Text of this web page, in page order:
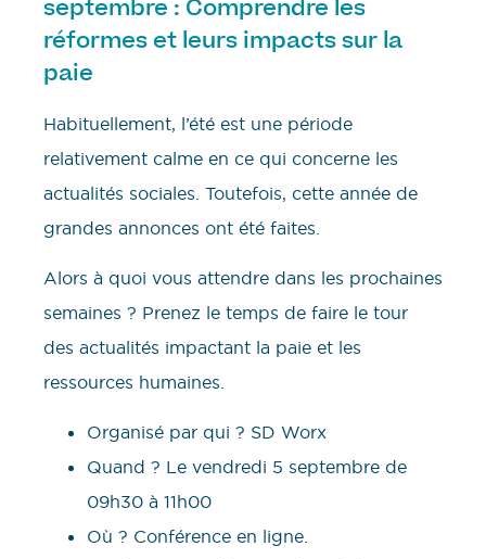
septembre : Comprendre les
réformes et leurs impacts sur la
paie
Habituellement, l’été est une période
relativement calme en ce qui concerne les
actualités sociales. Toutefois, cette année de
grandes annonces ont été faites.
Alors à quoi vous attendre dans les prochaines
semaines ? Prenez le temps de faire le tour
des actualités impactant la paie et les
ressources humaines.
Organisé par qui ? SD Worx
Quand ? Le vendredi 5 septembre de
09h30 à 11h00
Où ? Conférence en ligne.